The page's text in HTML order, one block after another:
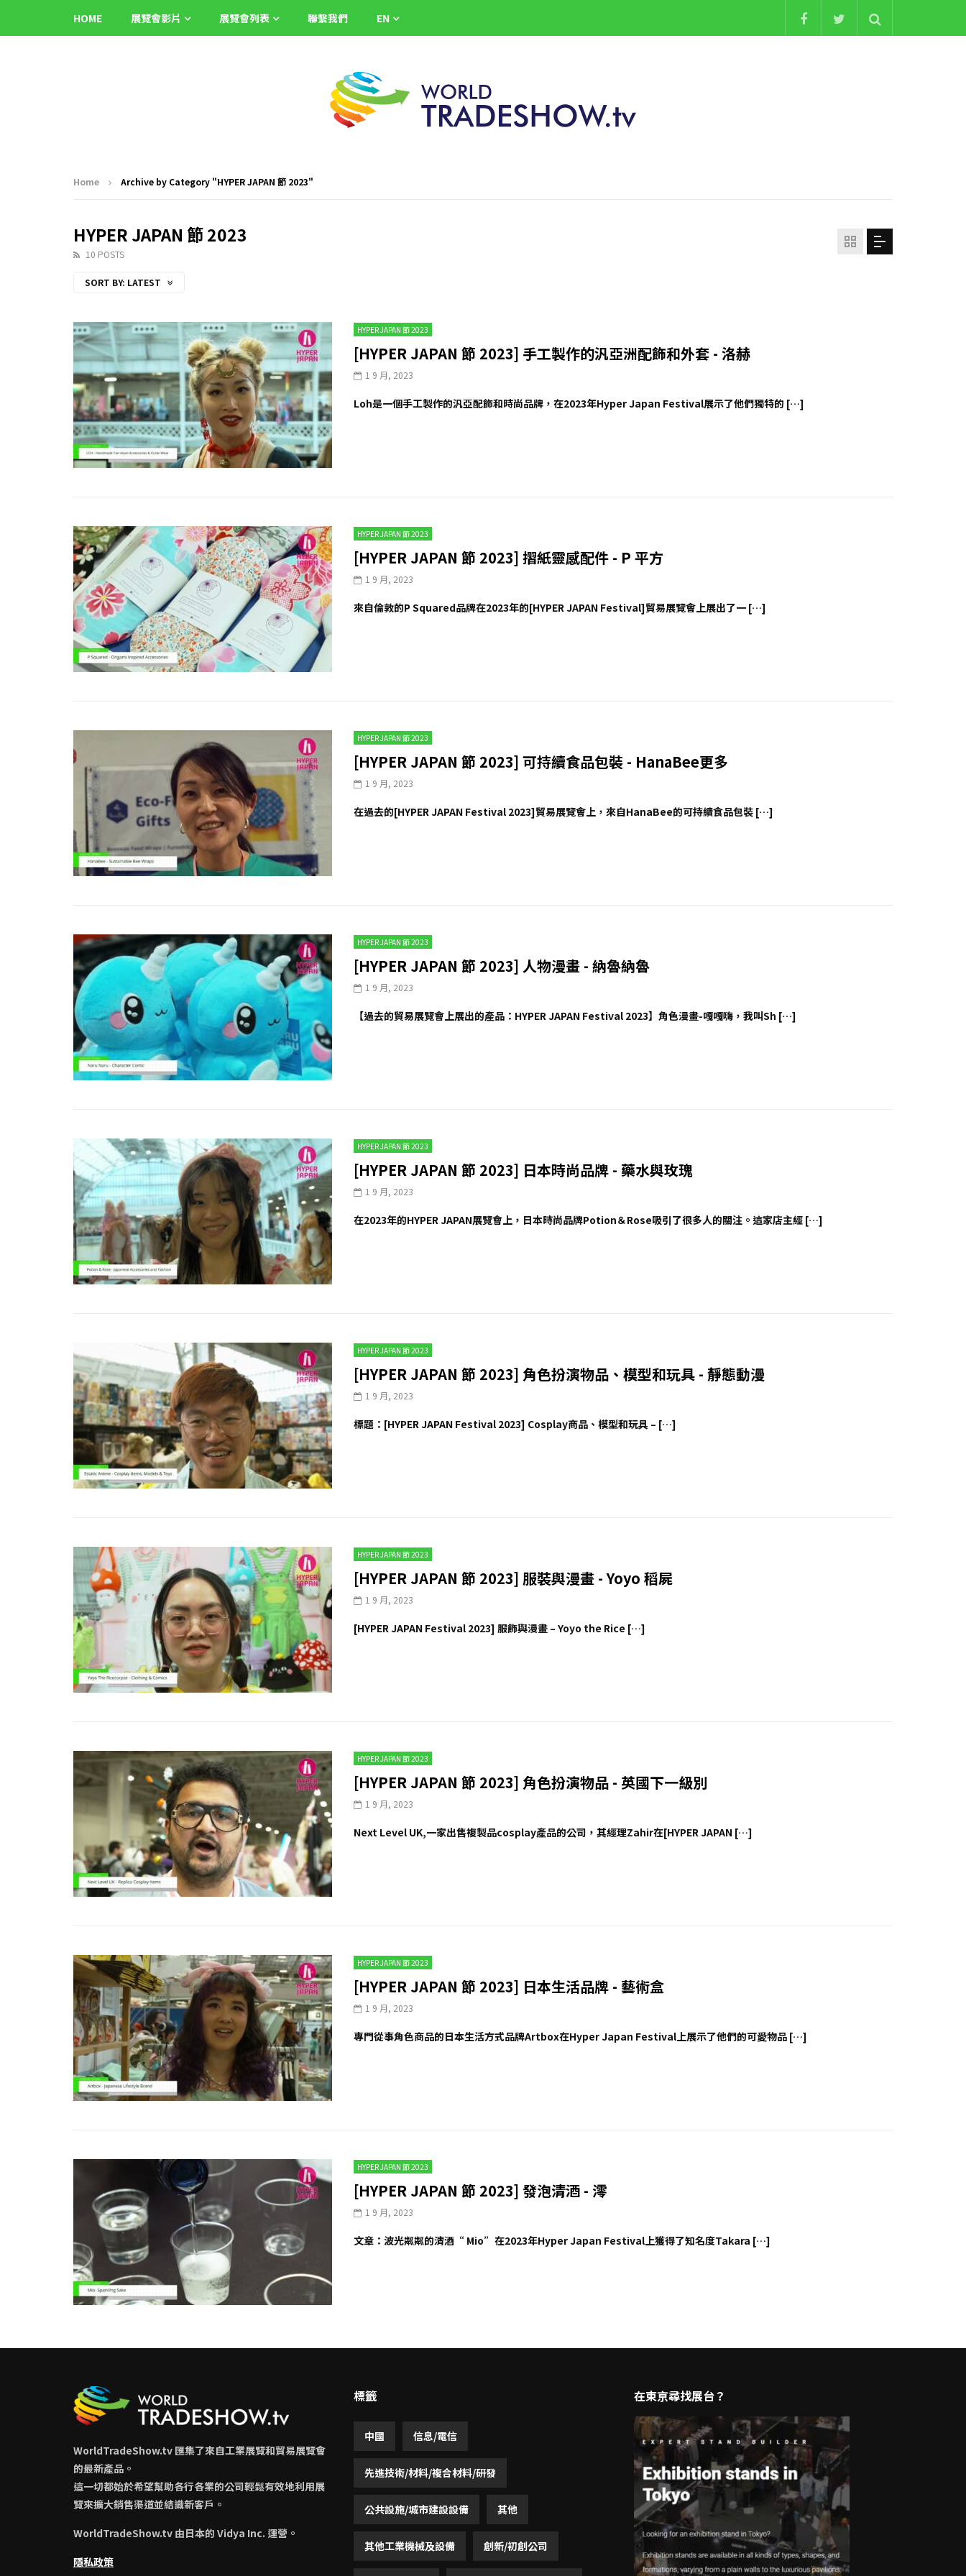
HOME 展覽會影片 展覽會列表 聯繫我們 EN
Home Archive by Category "HYPER JAPAN 節 2023"
HYPER JAPAN 節 2023
10 POSTS
SORT BY: LATEST
HYPER JAPAN 節 2023
[HYPER JAPAN 節 2023] 手工製作的汎亞洲配飾和外套 - 洛赫
1 9 月, 2023
Loh是一個手工製作的汎亞配飾和時尚品牌，在2023年Hyper Japan Festival展示了他們獨特的 […]
HYPER JAPAN 節 2023
[HYPER JAPAN 節 2023] 摺紙靈感配件 - P 平方
1 9 月, 2023
來自倫敦的P Squared品牌在2023年的[HYPER JAPAN Festival]貿易展覽會上展出了一 […]
HYPER JAPAN 節 2023
[HYPER JAPAN 節 2023] 可持續食品包裝 - HanaBee更多
1 9 月, 2023
在過去的[HYPER JAPAN Festival 2023]貿易展覽會上，來自HanaBee的可持續食品包裝 […]
HYPER JAPAN 節 2023
[HYPER JAPAN 節 2023] 人物漫畫 - 納魯納魯
1 9 月, 2023
【過去的貿易展覽會上展出的產品：HYPER JAPAN Festival 2023】角色漫畫-嘎嘎嗨，我叫Sh […]
HYPER JAPAN 節 2023
[HYPER JAPAN 節 2023] 日本時尚品牌 - 藥水與玫瑰
1 9 月, 2023
在2023年的HYPER JAPAN展覽會上，日本時尚品牌Potion＆Rose吸引了很多人的關注。這家店主經 […]
HYPER JAPAN 節 2023
[HYPER JAPAN 節 2023] 角色扮演物品、模型和玩具 - 靜態動漫
1 9 月, 2023
標題：[HYPER JAPAN Festival 2023] Cosplay商品、模型和玩具 – […]
HYPER JAPAN 節 2023
[HYPER JAPAN 節 2023] 服裝與漫畫 - Yoyo 稻屍
1 9 月, 2023
[HYPER JAPAN Festival 2023] 服飾與漫畫 – Yoyo the Rice […]
HYPER JAPAN 節 2023
[HYPER JAPAN 節 2023] 角色扮演物品 - 英國下一級別
1 9 月, 2023
Next Level UK,一家出售複製品cosplay產品的公司，其經理Zahir在[HYPER JAPAN […]
HYPER JAPAN 節 2023
[HYPER JAPAN 節 2023] 日本生活品牌 - 藝術盒
1 9 月, 2023
專門從事角色商品的日本生活方式品牌Artbox在Hyper Japan Festival上展示了他們的可愛物品 […]
HYPER JAPAN 節 2023
[HYPER JAPAN 節 2023] 發泡清酒 - 澪
1 9 月, 2023
文章：波光粼粼的清酒“ Mio”在2023年Hyper Japan Festival上獲得了知名度Takara […]
WorldTradeShow.tv 匯集了來自工業展覽和貿易展覽會
的最新產品。
這一切都始於希望幫助各行各業的公司輕鬆有效地利用展
覽來擴大銷售渠道並結識新客戶。
WorldTradeShow.tv 由日本的 Vidya Inc. 運營。
隱私政策
標籤
中國 信息/電信
先進技術/材料/複合材料/研發
公共設施/城市建設設備 其他
其他工業機械及設備 創新/初創公司
在東京尋找展台？